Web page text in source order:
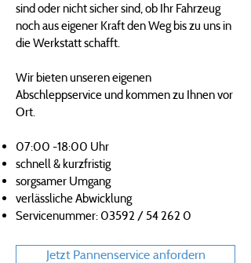
sind oder nicht sicher sind, ob Ihr Fahrzeug
noch aus eigener Kraft den Weg bis zu uns in
die Werkstatt schafft.
Wir bieten unseren eigenen
Abschleppservice und kommen zu Ihnen vor
Ort.
07:00 -18:00 Uhr
schnell & kurzfristig
sorgsamer Umgang
verlässliche Abwicklung
Servicenummer: 03592 / 54 262 0
Jetzt Pannenservice anfordern